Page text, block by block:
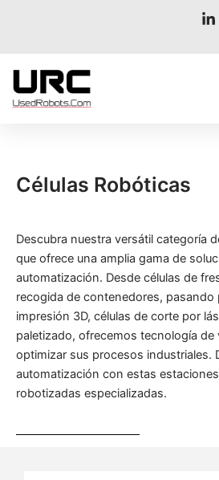
Células Robóticas
Descubra nuestra versátil categoría
que ofrece una amplia gama de
automatización. Desde células de
recogida de contenedores, pasando
impresión 3D, células de corte por
paletizado, ofrecemos tecnología de
optimizar sus procesos industriales.
automatización con estas
robotizadas especializadas.